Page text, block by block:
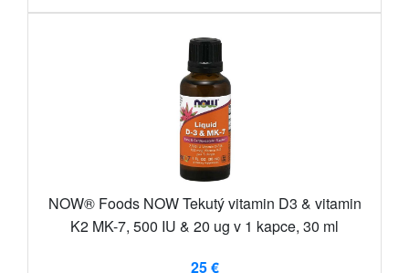
NOW® Foods NOW Tekutý vitamin D3 & vitamin
K2 MK-7, 500 IU & 20 ug v 1 kapce, 30 ml
25 €